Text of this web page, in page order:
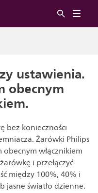
ustawienia.
obecnym
bez konieczności
Żarówki Philips
obecnym włącznikiem
i przełączyć
między 100%, 40% i
jasne światło dzienne.